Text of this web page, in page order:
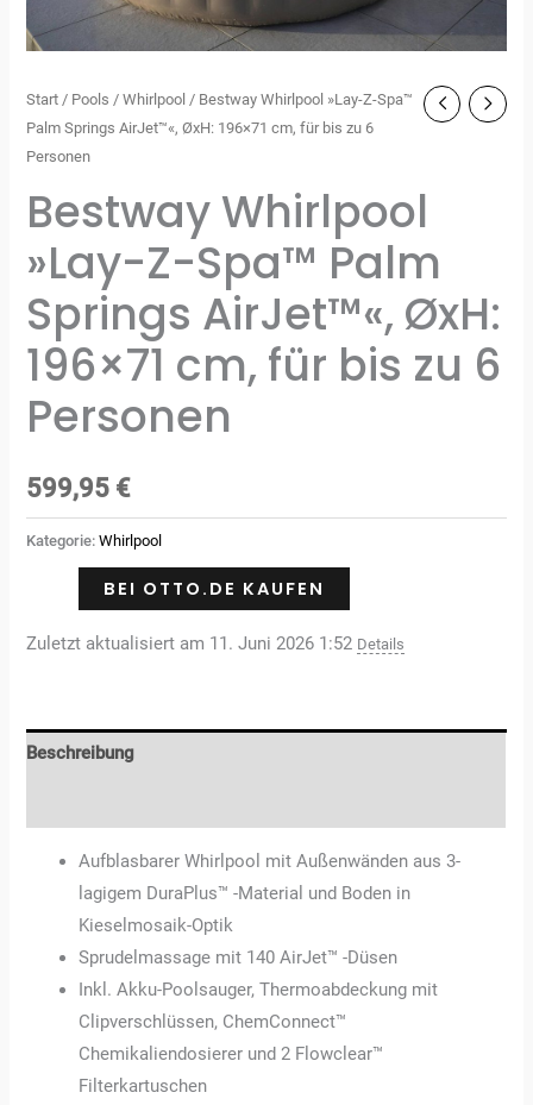
Start / Pools /Whirlpool / Bestway Whirlpool »Lay-Z-Spa™
Palm Springs AirJet™«, ØxH: 196×71 cm, für bis zu 6
Personen
Bestway Whirlpool
»Lay-Z-Spa™ Palm
Springs AirJet™«, ØxH:
196×71 cm, für bis zu 6
Personen
599,95 €
Kategorie:Whirlpool
BEI OTTO.DE KAUFEN
Zuletzt aktualisiert am 11. Juni 2026 1:52 Details
Beschreibung
Aufblasbarer Whirlpool mit Außenwänden aus 3-
lagigem DuraPlus™ -Material und Boden in
Kieselmosaik-Optik
Sprudelmassage mit 140 AirJet™ -Düsen
Inkl. Akku-Poolsauger, Thermoabdeckung mit
Clipverschlüssen, ChemConnect™
Chemikaliendosierer und 2 Flowclear™
Filterkartuschen